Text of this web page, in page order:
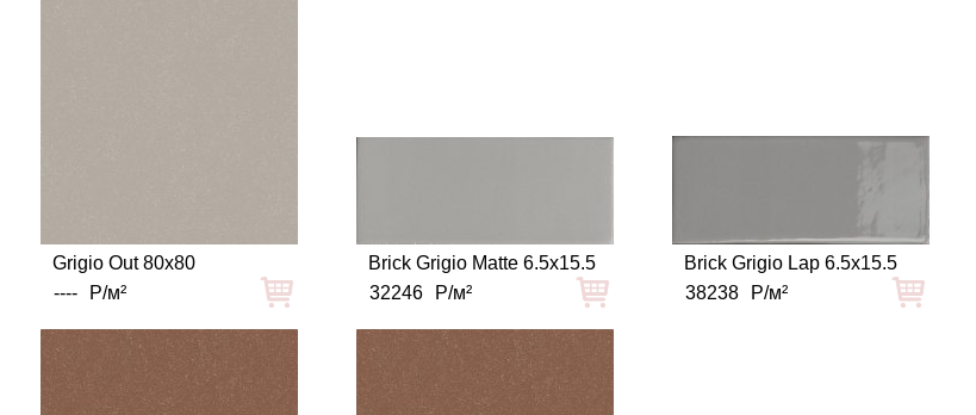
Grigio Out 80x80
----
Р/м²
Brick Grigio Matte 6.5x15.5
32246
Р/м²
Brick Grigio Lap 6.5x15.5
38238
Р/м²